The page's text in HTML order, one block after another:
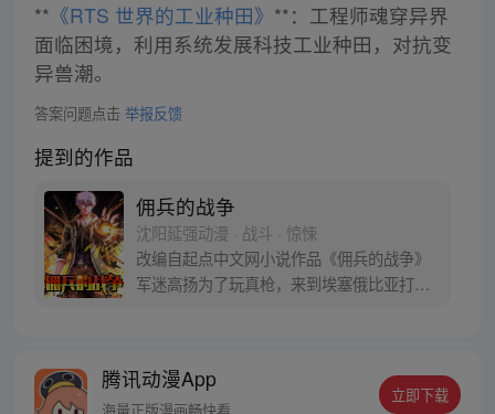
** 《RTS 世界的工业种田》 **：工程师魂穿异界
面临困境，利用系统发展科技工业种田，对抗变
异兽潮。
答案问题点击 举报反馈
提到的作品
佣兵的战争
沈阳延强动漫 · 战斗 · 惊悚
改编自起点中文网小说作品《佣兵的战争》
军迷高扬为了玩真枪，来到埃塞俄比亚打
遇上麻烦，被欺辱、恐吓… 高扬最终选择了
腾讯动漫App
立即下载